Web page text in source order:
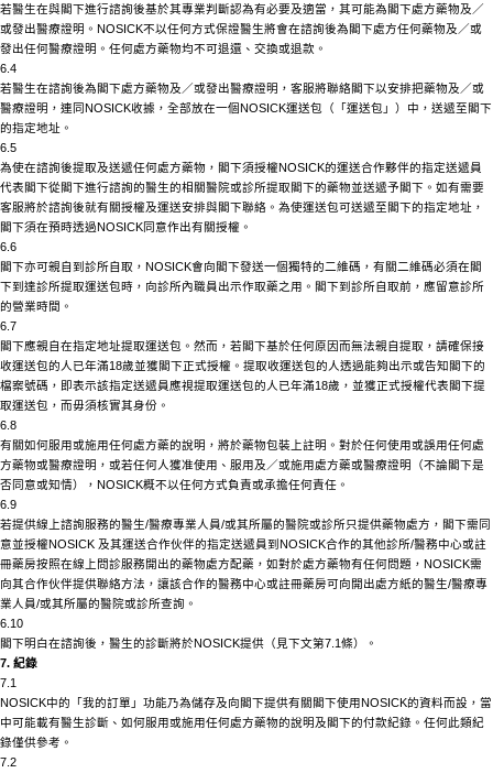
若醫生在與閣下進行諮詢後基於其專業判斷認為有必要及適當，其可能為閣下處方藥物及／
或發出醫療證明。 NOSICK不以任何方式保證醫生將會在諮詢後為閣下處方任何藥物及／或
發出任何醫療證明。任何處方藥物均不可退還、交換或退款。
6.4
若醫生在諮詢後為閣下處方藥物及／或發出醫療證明，客服將聯絡閣下以安排把藥物及／或
醫療證明，連同NOSICK收據，全部放在一個NOSICK運送包（「運送包」）中，送遞至閣下
的指定地址。
6.5
為使在諮詢後提取及送遞任何處方藥物，閣下須授權NOSICK的運送合作夥伴的指定送遞員
代表閣下從閣下進行諮詢的醫生的相關醫院或診所提取閣下的藥物並送遞予閣下。如有需要
客服將於諮詢後就有關授權及運送安排與閣下聯絡。為使運送包可送遞至閣下的指定地址，
閣下須在預時透過NOSICK同意作出有關授權。
6.6
閣下亦可親自到診所自取， NOSICK會向閣下發送一個獨特的二維碼，有關二維碼必須在閣
下到達診所提取運送包時，向診所內職員出示作取藥之用。閣下到診所自取前，應留意診所
的營業時間。
6.7
閣下應親自在指定地址提取運送包。然而，若閣下基於任何原因而無法親自提取，請確保接
收運送包的人已年滿18歲並獲閣下正式授權。提取收運送包的人透過能夠出示或告知閣下的
檔案號碼，即表示該指定送遞員應視提取運送包的人已年滿18歲，並獲正式授權代表閣下提
取運送包，而毋須核實其身份。
6.8
有關如何服用或施用任何處方藥的說明，將於藥物包裝上註明。對於任何使用或誤用任何處
方藥物或醫療證明，或若任何人獲准使用、服用及／或施用處方藥或醫療證明（不論閣下是
否同意或知情）， NOSICK概不以任何方式負責或承擔任何責任。
6.9
若提供線上諮詢服務的醫生/醫療專業人員/或其所屬的醫院或診所只提供藥物處方，閣下需同
意並授權NOSICK 及其運送合作伙伴的指定送遞員到NOSICK合作的其他診所/醫務中心或註
冊藥房按照在線上問診服務開出的藥物處方配藥，如對於處方藥物有任何問題， NOSICK需
向其合作伙伴提供聯絡方法，讓該合作的醫務中心或註冊藥房可向開出處方紙的醫生/醫療專
業人員/或其所屬的醫院或診所查詢。
6.10
閣下明白在諮詢後，醫生的診斷將於NOSICK提供（見下文第7.1條）。
7. 紀錄
7.1
NOSICK中的「我的訂單」功能乃為儲存及向閣下提供有關閣下使用NOSICK的資料而設，當
中可能載有醫生診斷、如何服用或施用任何處方藥物的說明及閣下的付款紀錄。任何此類紀
錄僅供參考。
7.2